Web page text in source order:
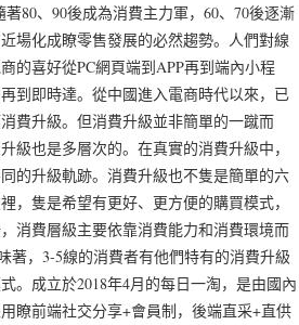
80、90後成為消費主力軍，60、70後逐漸
場化成瞭零售發展的必然趨勢。人們對線
的喜好從PC網頁端到APP再到端內小程
到即時達。從中國進入電商時代以來，已
費升級。但消費升級並非簡單的一蹴而
級也是多層次的。在真實的消費升級中，
的升級軌跡。消費升級也不隻是簡單的六
，隻是希望有更好、更方便的購買模式，
消費層級主要依靠消費能力和消費環境而
著，3-5線的消費者有他們特有的消費升級
。成立於2018年4月的每日一淘，是由國內
瞭前端社交分享+會員制，後端直采+直供